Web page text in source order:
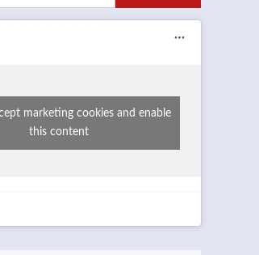
marketing cookies and enable
this content